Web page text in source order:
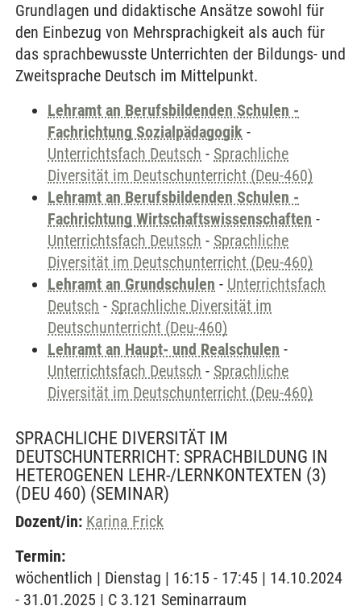
Grundlagen und didaktische Ansätze sowohl für
den Einbezug von Mehrsprachigkeit als auch für
das sprachbewusste Unterrichten der Bildungs- und
Zweitsprache Deutsch im Mittelpunkt.
Lehramt an Berufsbildenden Schulen -
Fachrichtung Sozialpädagogik -
Unterrichtsfach Deutsch - Sprachliche
Diversität im Deutschunterricht (Deu-460)
Lehramt an Berufsbildenden Schulen -
Fachrichtung Wirtschaftswissenschaften -
Unterrichtsfach Deutsch - Sprachliche
Diversität im Deutschunterricht (Deu-460)
Lehramt an Grundschulen - Unterrichtsfach
Deutsch - Sprachliche Diversität im
Deutschunterricht (Deu-460)
Lehramt an Haupt- und Realschulen -
Unterrichtsfach Deutsch - Sprachliche
Diversität im Deutschunterricht (Deu-460)
SPRACHLICHE DIVERSITÄT IM
DEUTSCHUNTERRICHT: SPRACHBILDUNG IN
HETEROGENEN LEHR-/LERNKONTEXTEN (3)
(DEU 460) (SEMINAR)
Dozent/in: Karina Frick
Termin:
wöchentlich | Dienstag | 16:15 - 17:45 | 14.10.2024
- 31.01.2025 | C 3.121 Seminarraum